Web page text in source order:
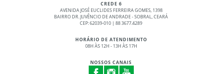
CREDE 6
AVENIDA JOSÉ EUCLIDES FERREIRA GOMES, 1398
BAIRRO DR. JUVÊNCIO DE ANDRADE - SOBRAL, CEARÁ
CEP: 62039-010 | 88 3677.4289
HORÁRIO DE ATENDIMENTO
08H ÀS 12H - 13H ÀS 17H
NOSSOS CANAIS